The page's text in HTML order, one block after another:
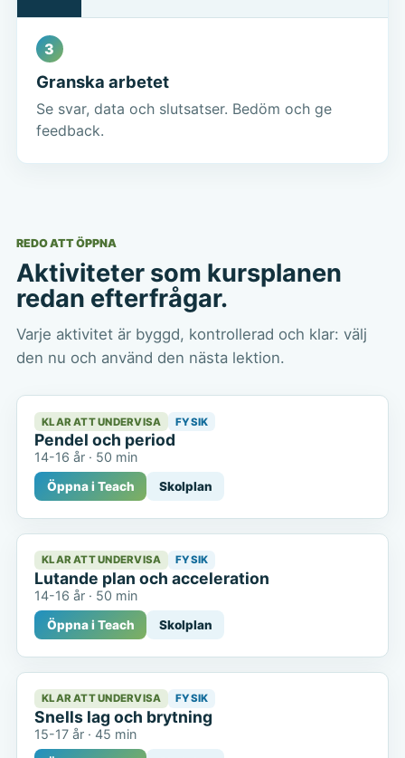
3
Granska arbetet
Se svar, data och slutsatser. Bedöm och ge
feedback.
REDO ATT ÖPPNA
Aktiviteter som kursplanen
redan efterfrågar.
Varje aktivitet är byggd, kontrollerad och klar: välj
den nu och använd den nästa lektion.
KLAR ATT UNDERVISA FYSIK
Pendel och period
14-16 år · 50 min
Öppna i Teach Skolplan
KLAR ATT UNDERVISA FYSIK
Lutande plan och acceleration
14-16 år · 50 min
Öppna i Teach Skolplan
KLAR ATT UNDERVISA FYSIK
Snells lag och brytning
15-17 år ·45 min